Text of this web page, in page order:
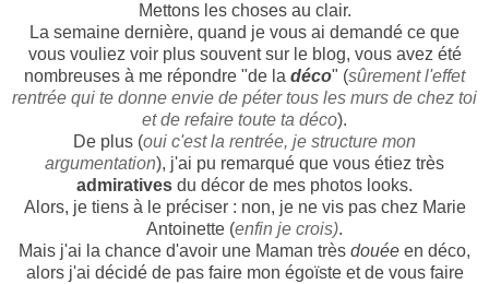
Mettons les choses au clair.
La semaine dernière, quand je vous ai demandé ce que
vous vouliez voir plus souvent sur le blog, vous avez été
nombreuses à me répondre "de la déco" (sûrement l'effet
rentrée qui te donne envie de péter tous les murs de chez toi
et de refaire toute ta déco).
De plus (oui c'est la rentrée, je structure mon
argumentation), j'ai pu remarqué que vous étiez très
admiratives du décor de mes photos looks.
Alors, je tiens à le préciser : non, je ne vis pas chez Marie
Antoinette (enfin je crois).
Mais j'ai la chance d'avoir une Maman très douée en déco,
alors j'ai décidé de pas faire mon égoïste et de vous faire